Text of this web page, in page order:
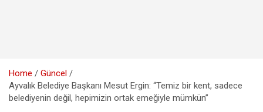
Home
Güncel
Ayvalık Belediye Başkanı Mesut Ergin: “Temiz bir kent, sadece
belediyenin değil, hepimizin ortak emeğiyle mümkün”